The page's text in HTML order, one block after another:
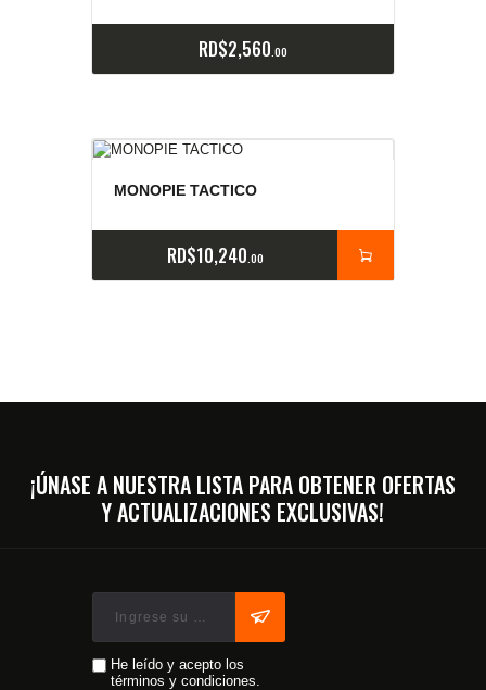
RD$2,560 00
MONOPIE TACTICO
RD$10,240 00
¡ÚNASE A NUESTRA LISTA PARA OBTENER OFERTAS
Y ACTUALIZACIONES EXCLUSIVAS!
He leído y acepto los
términos y condiciones.